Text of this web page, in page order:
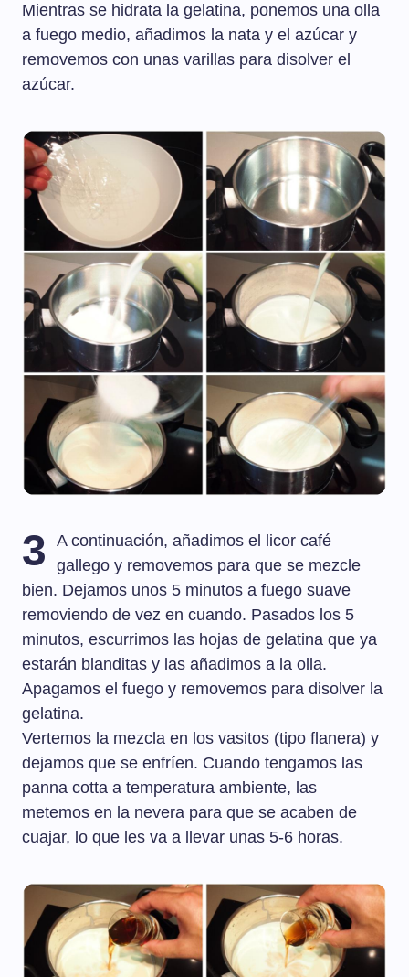
Mientras se hidrata la gelatina, ponemos una olla
a fuego medio, añadimos la nata y el azúcar y
removemos con unas varillas para disolver el
azúcar.
3
A continuación, añadimos el licor café
gallego y removemos para que se mezcle
bien. Dejamos unos 5 minutos a fuego suave
removiendo de vez en cuando. Pasados los 5
minutos, escurrimos las hojas de gelatina que ya
estarán blanditas y las añadimos a la olla.
Apagamos el fuego y removemos para disolver la
gelatina.
Vertemos la mezcla en los vasitos (tipo flanera) y
dejamos que se enfríen. Cuando tengamos las
panna cotta a temperatura ambiente, las
metemos en la nevera para que se acaben de
cuajar, lo que les va a llevar unas 5-6 horas.